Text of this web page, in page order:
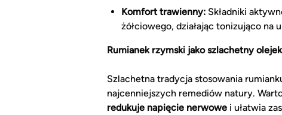
Komfort trawienny: Składniki
żółciowego, działając tonizująco na
Rumianek rzymski jako szlachetny
Szlachetna tradycja stosowania
najcenniejszych remediów natury.
redukuje napięcie nerwowe i ułatwia